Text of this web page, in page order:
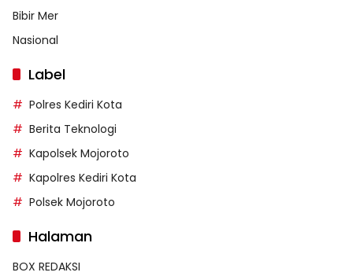
Bibir Mer
Nasional
Label
Polres Kediri Kota
Berita Teknologi
Kapolsek Mojoroto
Kapolres Kediri Kota
Polsek Mojoroto
Halaman
BOX REDAKSI